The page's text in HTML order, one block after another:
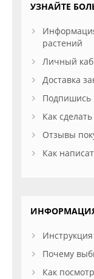
УЗНАЙТЕ
растений
Личный
Доставка
Подпишись
Как сделать
Отзывы
Как
Почему
Как